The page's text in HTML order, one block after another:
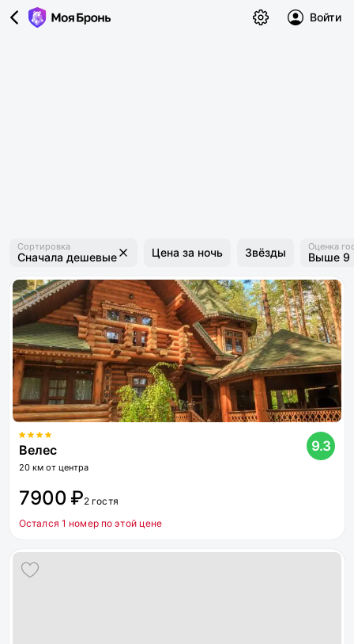
Войти
Сортировка
Сначала дешевые Цена за ночь Звёзды Оценка
Выше 9
Велес
20 км от центра
9.3
7900 ₽2 гостя
Остался 1 номер по этой цене